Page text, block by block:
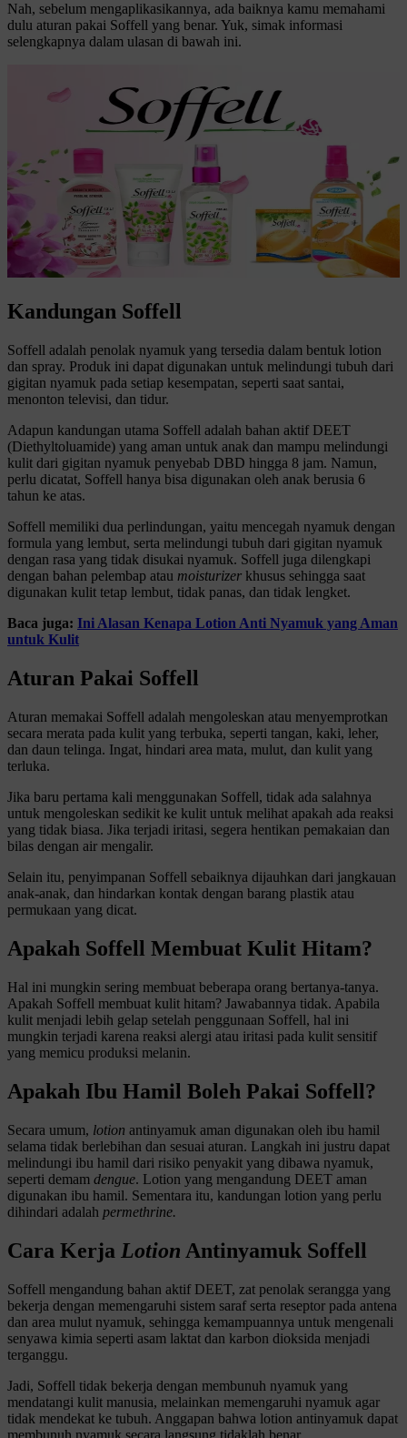
Nah, sebelum mengaplikasikannya, ada baiknya kamu memahami
dulu aturan pakai Soffell yang benar. Yuk, simak informasi
selengkapnya dalam ulasan di bawah ini.
Kandungan Soffell
Soffell adalah penolak nyamuk yang tersedia dalam bentuk lotion
dan spray. Produk ini dapat digunakan untuk melindungi tubuh dari
gigitan nyamuk pada setiap kesempatan, seperti saat santai,
menonton televisi, dan tidur.
Adapun kandungan utama Soffell adalah bahan aktif DEET
(Diethyltoluamide) yang aman untuk anak dan mampu melindungi
kulit dari gigitan nyamuk penyebab DBD hingga 8 jam. Namun,
perlu dicatat, Soffell hanya bisa digunakan oleh anak berusia 6
tahun ke atas.
Soffell memiliki dua perlindungan, yaitu mencegah nyamuk dengan
formula yang lembut, serta melindungi tubuh dari gigitan nyamuk
dengan rasa yang tidak disukai nyamuk. Soffell juga dilengkapi
dengan bahan pelembap atau moisturizer khusus sehingga saat
digunakan kulit tetap lembut, tidak panas, dan tidak lengket.
Baca juga: Ini Alasan Kenapa Lotion Anti Nyamuk yang Aman
untuk Kulit
Aturan Pakai Soffell
Aturan memakai Soffell adalah mengoleskan atau menyemprotkan
secara merata pada kulit yang terbuka, seperti tangan, kaki, leher,
dan daun telinga. Ingat, hindari area mata, mulut, dan kulit yang
terluka.
Jika baru pertama kali menggunakan Soffell, tidak ada salahnya
untuk mengoleskan sedikit ke kulit untuk melihat apakah ada reaksi
yang tidak biasa. Jika terjadi iritasi, segera hentikan pemakaian dan
bilas dengan air mengalir.
Selain itu, penyimpanan Soffell sebaiknya dijauhkan dari jangkauan
anak-anak, dan hindarkan kontak dengan barang plastik atau
permukaan yang dicat.
Apakah Soffell Membuat Kulit Hitam?
Hal ini mungkin sering membuat beberapa orang bertanya-tanya.
Apakah Soffell membuat kulit hitam? Jawabannya tidak. Apabila
kulit menjadi lebih gelap setelah penggunaan Soffell, hal ini
mungkin terjadi karena reaksi alergi atau iritasi pada kulit sensitif
yang memicu produksi melanin.
Apakah Ibu Hamil Boleh Pakai Soffell?
Secara umum, lotion antinyamuk aman digunakan oleh ibu hamil
selama tidak berlebihan dan sesuai aturan. Langkah ini justru dapat
melindungi ibu hamil dari risiko penyakit yang dibawa nyamuk,
seperti demam dengue. Lotion yang mengandung DEET aman
digunakan ibu hamil. Sementara itu, kandungan lotion yang perlu
dihindari adalah permethrine.
Cara Kerja Lotion Antinyamuk Soffell
Soffell mengandung bahan aktif DEET, zat penolak serangga yang
bekerja dengan memengaruhi sistem saraf serta reseptor pada antena
dan area mulut nyamuk, sehingga kemampuannya untuk mengenali
senyawa kimia seperti asam laktat dan karbon dioksida menjadi
terganggu.
Jadi, Soffell tidak bekerja dengan membunuh nyamuk yang
mendatangi kulit manusia, melainkan memengaruhi nyamuk agar
tidak mendekat ke tubuh. Anggapan bahwa lotion antinyamuk dapat
membunuh nyamuk secara langsung tidaklah benar.